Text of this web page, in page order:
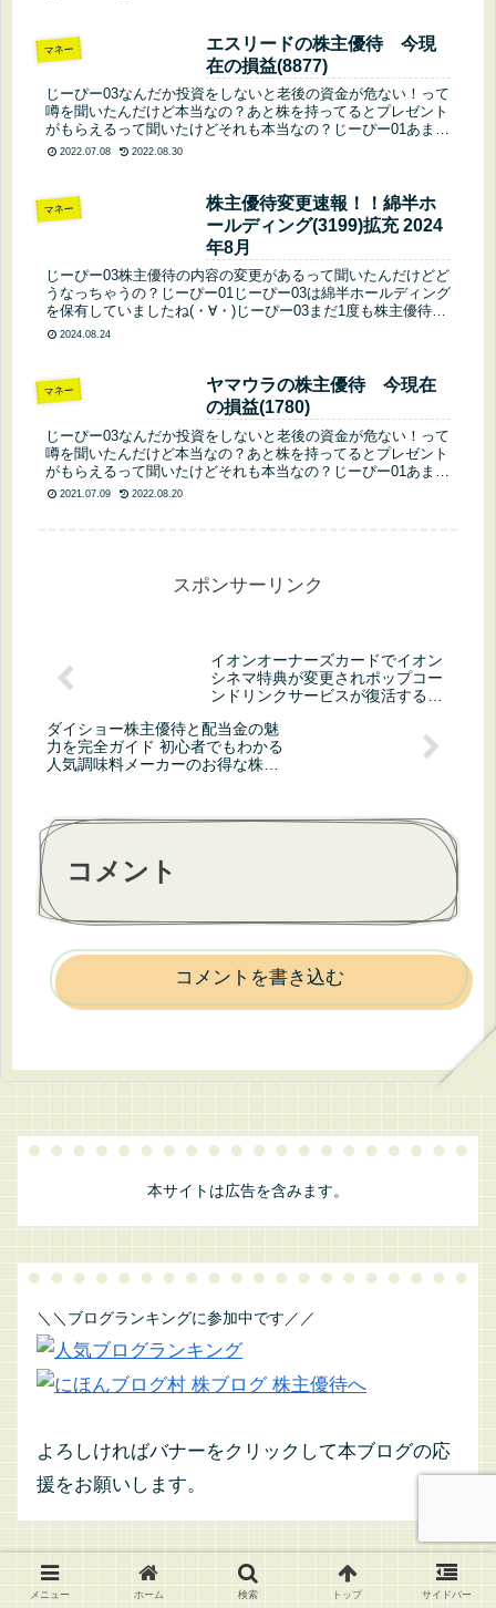
及び株...
マネー
エスリードの株主優待 今現
在の損益(8877)
じーぴー03なんだか投資をしないと老後の資金が危ない！って
噂を聞いたんだけど本当なの？あと株を持ってるとプレゼント
がもらえるって聞いたけどそれも本当なの？じーぴー01あまり
噂に踊らされてはいけないけど投資をするのは悪くないよ。株
2022.07.08 2022.08.30
マネー
株主優待変更速報！！綿半ホ
ールディング(3199)拡充 2024
年8月
じーぴー03株主優待の内容の変更があるって聞いたんだけどど
うなっちゃうの？じーぴー01じーぴー03は綿半ホールディング
を保有していましたね(・∀・)じーぴー03まだ1度も株主優待を
貰っていないけど、また変更があるとはビックリです。じーぴ
2024.08.24
マネー
ヤマウラの株主優待 今現在
の損益(1780)
じーぴー03なんだか投資をしないと老後の資金が危ない！って
噂を聞いたんだけど本当なの？あと株を持ってるとプレゼント
がもらえるって聞いたけどそれも本当なの？じーぴー01あまり
噂に踊らされてはいけないけど投資をするのは悪くないよ。株
2021.07.09 2022.08.20
スポンサーリンク
イオンオーナーズカードでイオン
シネマ特典が変更されポップコー
ンドリンクサービスが復活する最
ダイショー株主優待と配当金の魅
力を完全ガイド 初心者でもわかる
人気調味料メーカーのお得な株主
コメント
コメントを書き込む
本サイトは広告を含みます。
＼＼ブログランキングに参加中です／／
よろしければバナーをクリックして本ブログの応
援をお願いします。
メニュー ホーム 検索 トップ サイドバー